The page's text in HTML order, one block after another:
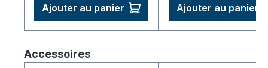
Ajouter au panier Ajouter au panier
Ignorer la galerie de produits
Accessoires